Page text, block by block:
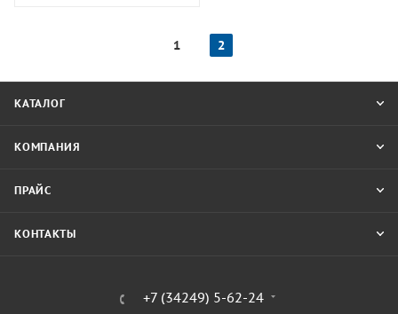
1 2
КАТАЛОГ
КОМПАНИЯ
ПРАЙС
КОНТАКТЫ
+7 (34249) 5-62-24